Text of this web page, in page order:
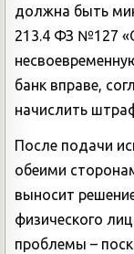
должна быть
213.4 ФЗ №127
банк вправе,
начислить
После подачи
обеими
выносит
физического
проблемы –